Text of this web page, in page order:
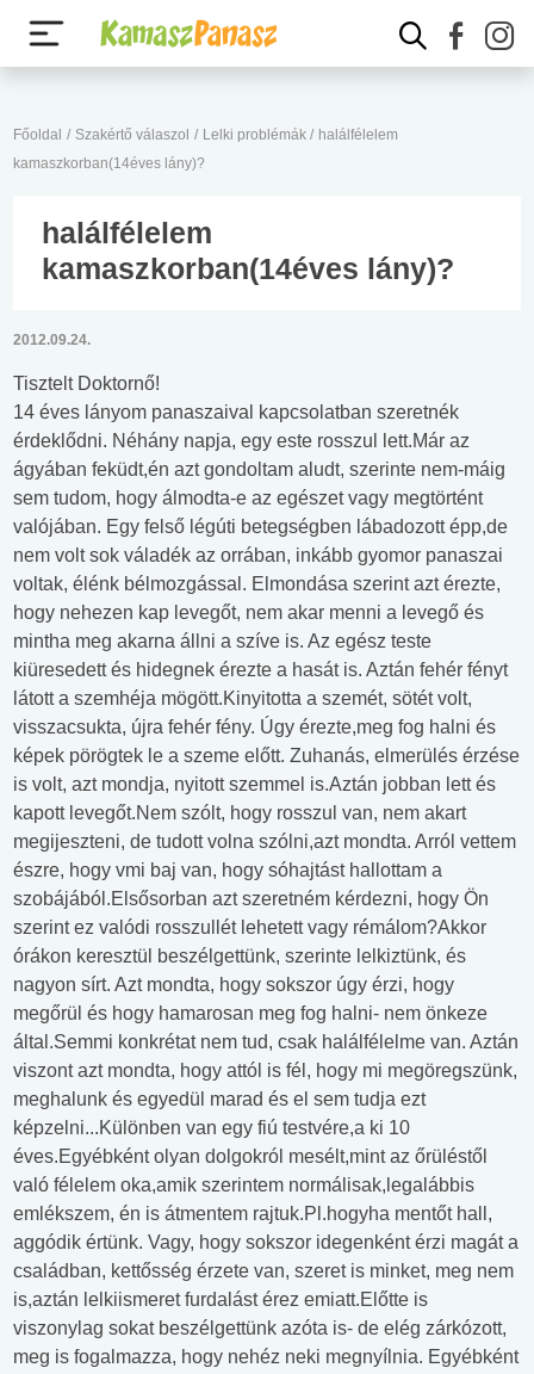
Főoldal / Szakértő válaszol / Lelki problémák / halálfélelem
kamaszkorban(14éves lány)?
halálfélelem
kamaszkorban(14éves lány)?
2012.09.24.
Tisztelt Doktornő!
14 éves lányom panaszaival kapcsolatban szeretnék
érdeklődni. Néhány napja, egy este rosszul lett.Már az
ágyában feküdt,én azt gondoltam aludt, szerinte nem-máig
sem tudom, hogy álmodta-e az egészet vagy megtörtént
valójában. Egy felső légúti betegségben lábadozott épp,de
nem volt sok váladék az orrában, inkább gyomor panaszai
voltak, élénk bélmozgással. Elmondása szerint azt érezte,
hogy nehezen kap levegőt, nem akar menni a levegő és
mintha meg akarna állni a szíve is. Az egész teste
kiüresedett és hidegnek érezte a hasát is. Aztán fehér fényt
látott a szemhéja mögött.Kinyitotta a szemét, sötét volt,
visszacsukta, újra fehér fény. Úgy érezte,meg fog halni és
képek pörögtek le a szeme előtt. Zuhanás, elmerülés érzése
is volt, azt mondja, nyitott szemmel is.Aztán jobban lett és
kapott levegőt.Nem szólt, hogy rosszul van, nem akart
megijeszteni, de tudott volna szólni,azt mondta. Arról vettem
észre, hogy vmi baj van, hogy sóhajtást hallottam a
szobájából.Elsősorban azt szeretném kérdezni, hogy Ön
szerint ez valódi rosszullét lehetett vagy rémálom?Akkor
órákon keresztül beszélgettünk, szerinte lelkiztünk, és
nagyon sírt. Azt mondta, hogy sokszor úgy érzi, hogy
megőrül és hogy hamarosan meg fog halni- nem önkeze
által.Semmi konkrétat nem tud, csak halálfélelme van. Aztán
viszont azt mondta, hogy attól is fél, hogy mi megöregszünk,
meghalunk és egyedül marad és el sem tudja ezt
képzelni...Különben van egy fiú testvére,a ki 10
éves.Egyébként olyan dolgokról mesélt,mint az őrüléstől
való félelem oka,amik szerintem normálisak,legalábbis
emlékszem, én is átmentem rajtuk.Pl.hogyha mentőt hall,
aggódik értünk. Vagy, hogy sokszor idegenként érzi magát a
családban, kettősség érzete van, szeret is minket, meg nem
is,aztán lelkiismeret furdalást érez emiatt.Előtte is
viszonylag sokat beszélgettünk azóta is- de elég zárkózott,
meg is fogalmazza, hogy nehéz neki megnyílnia. Egyébként